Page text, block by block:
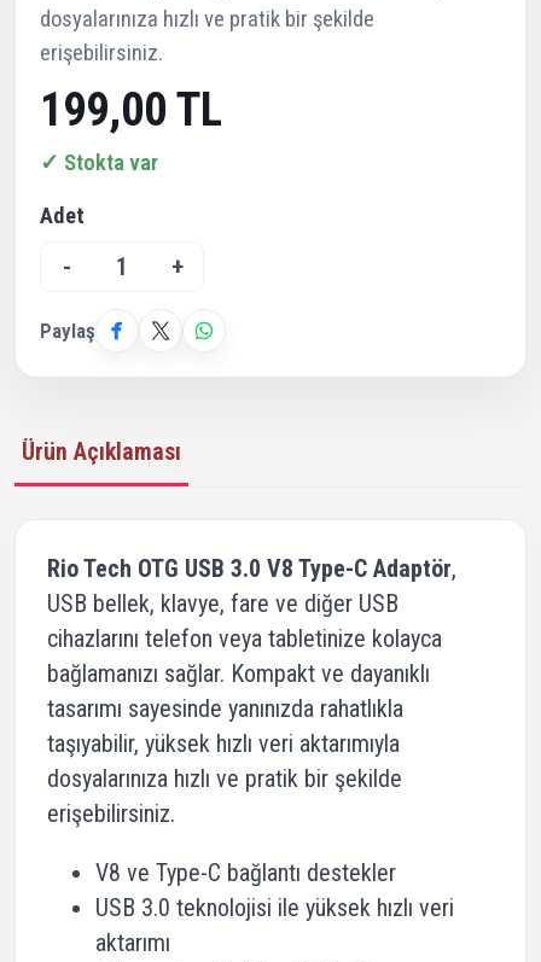
dosyalarınıza hızlı ve pratik bir şekilde
erişebilirsiniz.
199,00 TL
✓ Stokta var
Adet
- 1 +
Paylaş
Ürün Açıklaması
Rio Tech OTG USB 3.0 V8 Type-C Adaptör,
USB bellek, klavye, fare ve diğer USB
cihazlarını telefon veya tabletinize kolayca
bağlamanızı sağlar. Kompakt ve dayanıklı
tasarımı sayesinde yanınızda rahatlıkla
taşıyabilir, yüksek hızlı veri aktarımıyla
dosyalarınıza hızlı ve pratik bir şekilde
erişebilirsiniz.
V8 ve Type-C bağlantı destekler
USB 3.0 teknolojisi ile yüksek hızlı veri
aktarımı